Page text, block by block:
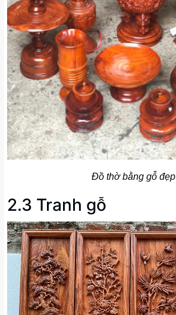
Đồ thờ bằng gỗ đẹp
2.3 Tranh gỗ